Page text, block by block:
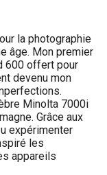
la photographie
âge. Mon premier
600 offert pour
devenu mon
Minolta 7000i
Grâce aux
expérimenter
les
appareils